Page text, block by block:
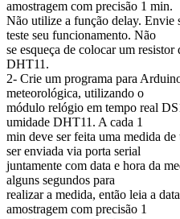
amostragem com precisão 1 min.
Não utilize a função delay. Envie
teste seu funcionamento. Não
se esqueça de colocar um
DHT11.
2- Crie um programa para
meteorológica, utilizando o
módulo relógio em tempo real
umidade DHT11. A cada 1
min deve ser feita uma medida
ser enviada via porta serial
juntamente com data e hora da
alguns segundos para
realizar a medida, então leia a
amostragem com precisão 1